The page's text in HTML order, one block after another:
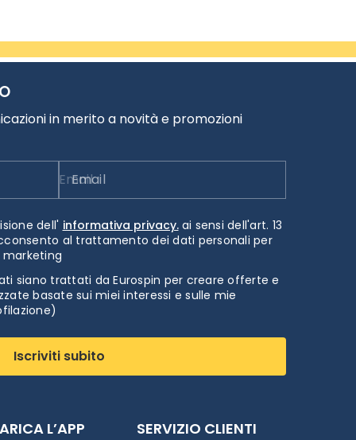
in merito a novità e promozioni
Email
dell' informativa privacy.ai sensi dell'art. 13
al trattamento dei dati personali per
siano trattati da Eurospin per creare offerte e
basate sui miei interessi e sulle mie
Iscriviti subito
L’APP SERVIZIO CLIENTI